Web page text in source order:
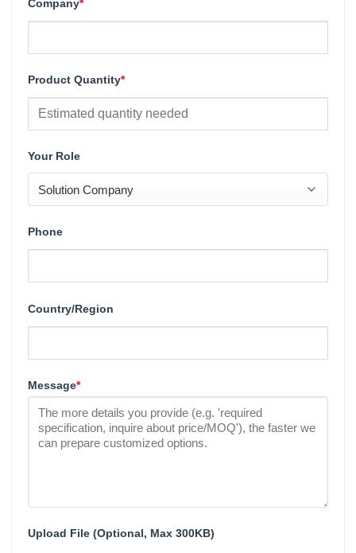
Company*
Product Quantity*
Your Role
Phone
Country/Region
Message*
Upload File (Optional, Max 300KB)